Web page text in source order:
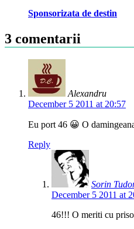
Sponsorizata de destin
3 comentarii
Alexandru
December 5 2011 at 20:57
Eu port 46 😀 O
Reply
Sorin
December 5 2011 at
46!!! O meriti cu